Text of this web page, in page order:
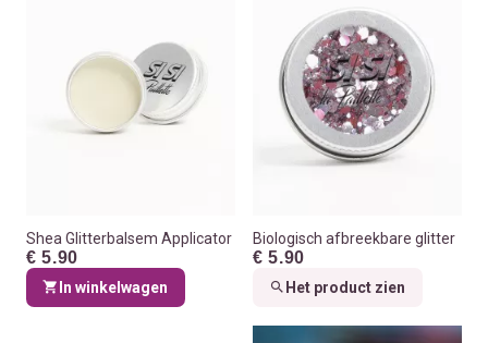
Shea Glitterbalsem Applicator
€ 5.90
In winkelwagen
Biologisch afbreekbare glitter
€ 5.90
Het product zien